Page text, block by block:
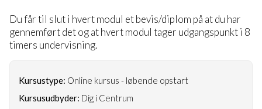
Du får til slut i hvert modul et bevis/diplom på at du har
gennemført det og at hvert modul tager udgangspunkt i 8
timers undervisning.
Kursustype: Online kursus - løbende opstart
Kursusudbyder: Dig i Centrum